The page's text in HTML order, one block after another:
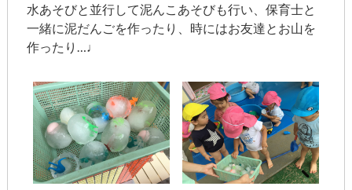
水あそびと並行して泥んこあそびも行い、保育士と
一緒に泥だんごを作ったり、時にはお友達とお山を
作ったり…♩